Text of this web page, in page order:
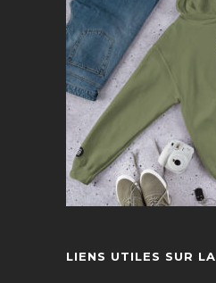
LIENS UTILES SUR